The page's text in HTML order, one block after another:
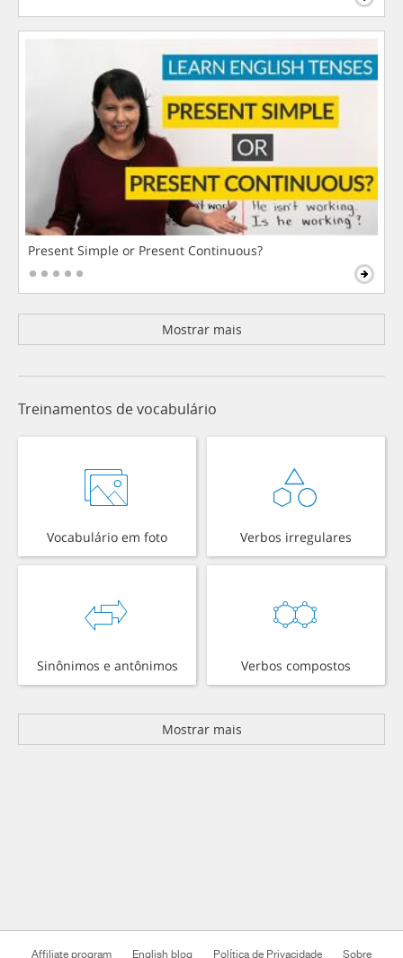
Present Simple or Present Continuous?
Mostrar mais
Treinamentos de vocabulário
Vocabulário em foto Verbos irregulares
Sinônimos e antônimos Verbos compostos
Mostrar mais
Affiliate program English blog Política de Privacidade Sobre